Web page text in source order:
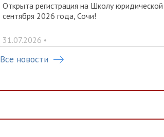
Открыта регистрация на Школу
сентября 2026 года, Сочи!
31.07.2026 •
Все новости